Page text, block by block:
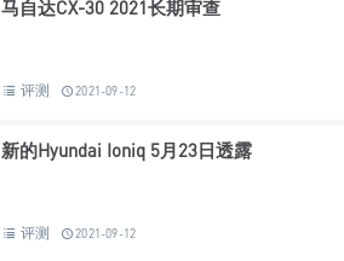
马自达CX-30 2021长期审查
评测 2021-09-12
新的Hyundai Ioniq 5月23日透露
评测 2021-09-12